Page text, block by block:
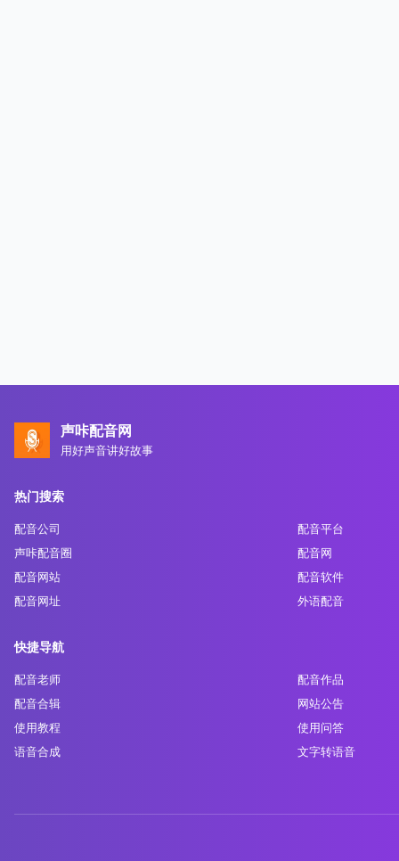
声咔配音网
用好声音讲好故事
热门搜索
配音公司
配音平台
声咔配音圈
配音网
配音网站
配音软件
配音网址
外语配音
快捷导航
配音老师
配音作品
配音合辑
网站公告
使用教程
使用问答
语音合成
文字转语音